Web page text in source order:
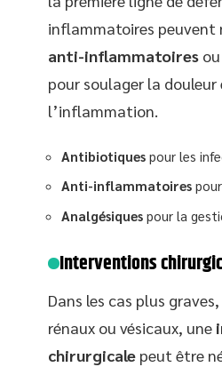
inflammatoires peuvent
anti-inflammatoires
pour soulager la douleur
l’inflammation.
Antibiotiques pour les
Anti-inflammatoires
Analgésiques pour la
Interventions
Dans les cas plus
rénaux ou vésicaux, une
chirurgicale peut être